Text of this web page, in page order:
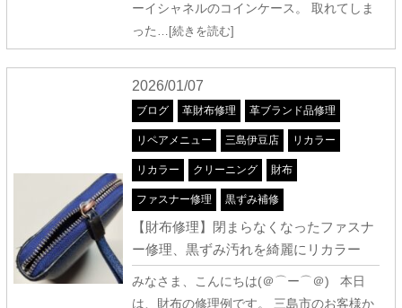
ーイシャネルのコインケース。 取れてしま
った …[続きを読む]
2026/01/07
ブログ 革財布修理 革ブランド品修理
リペアメニュー 三島伊豆店 リカラー
リカラー クリーニング 財布
ファスナー修理 黒ずみ補修
【財布修理】閉まらなくなったファスナ
ー修理、黒ずみ汚れを綺麗にリカラー
みなさま、こんにちは(＠⌒ー⌒＠) 本日
は、財布の修理例です。 三島市のお客様か